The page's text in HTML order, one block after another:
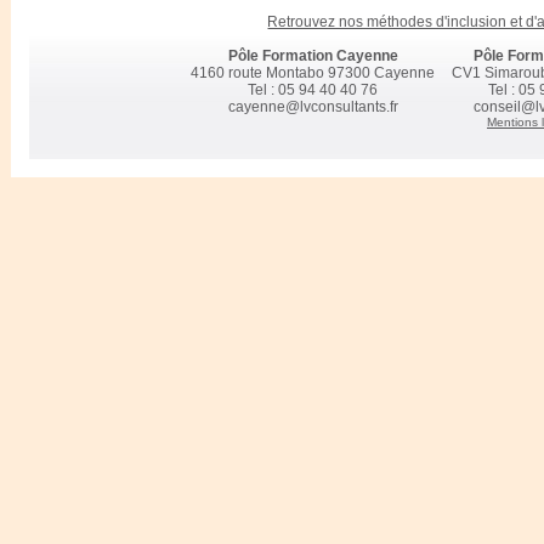
Planification souple des modules de formation,
interentreprises tous les trimestres et des modalités
distance mises en œuvre autant que de besoin
Retrouver les taux d’obtention et de suivi des
Accompagnement socioprofessionnel chez LV
Retrouvez nos méthodes d'inclusion et
Pôle Formation Cayenne
4160 route Montabo 97300 Cayenne
Tel : 05 94 40 40 76
cayenne@lvconsultants.fr
Pôle
CV1
Tel : 05
Mentions